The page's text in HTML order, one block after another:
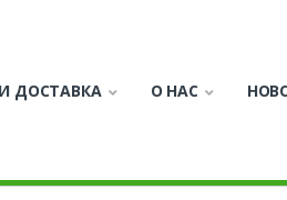
ДОСТАВКА О НАС